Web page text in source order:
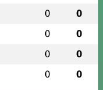
0 0
0 0
0 0
0 0